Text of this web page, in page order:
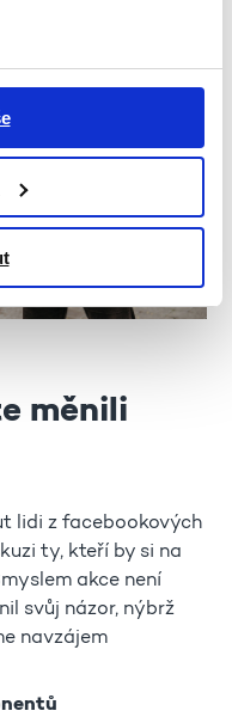
měnili
lidi z facebookových
ty, kteří by si na
akce není
svůj názor, nýbrž
navzájem